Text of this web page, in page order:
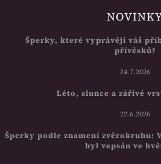
Šperky, které vyprávějí váš
přívěsků?
24.7.2026
Léto, slunce a zářivé
22.6.2026
Šperky podle znamení zvěrokruhu:
byl vepsán ve